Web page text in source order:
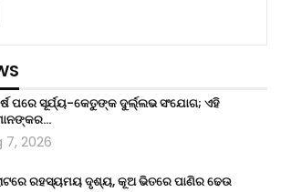
ପରେ ସୂର୍ଯ୍ୟ-କେତୁଙ୍କ ଦୁର୍ଲ୍ଲଭ ସଂଯୋଗ; ଏହି
7, 2026
ରହସ୍ୟମୟ ଦୃଶ୍ୟ, କୂଅ ଭିତରେ ପାଣିର ଢେଉ